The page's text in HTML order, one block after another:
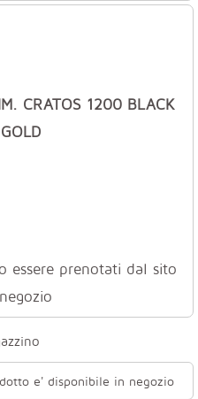
CRATOS 1200 BLACK
essere prenotati dal sito
e' disponibile in negozio